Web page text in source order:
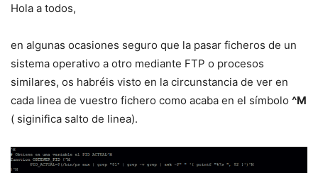
Hola a todos,
en algunas ocasiones seguro que la pasar ficheros de un
sistema operativo a otro mediante FTP o procesos
similares, os habréis visto en la circunstancia de ver en
cada linea de vuestro fichero como acaba en el símbolo ^M
( siginifica salto de linea).